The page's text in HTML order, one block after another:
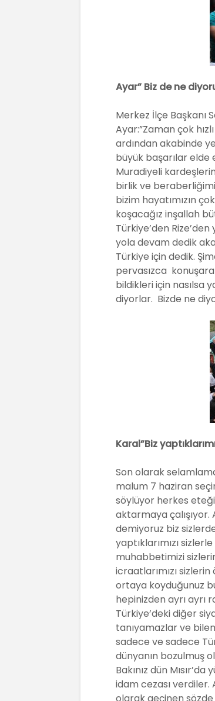
Ayar” Biz de ne
Merkez İlçe Başkanı
Ayar:”Zaman çok
ardından akabinde
büyük başarılar elde
Muradiyeli
birlik ve
bizim hayatımızın
koşacağız inşallah
Türkiye’den
yola devam dedik
Türkiye için dedik.
pervasızca
bildikleri için nasılsa
diyorlar. Bizde ne
Karal”Biz
Son olarak
malum 7 haziran
söylüyor herkes
aktarmaya çalışıyor.
demiyoruz biz
yaptıklarımızı
muhabbetimizi
icraatlarımızı
ortaya koyduğunuz
hepinizden ayrı ayrı
Türkiye’deki diğer
tanıyamazlar ve
sadece ve sadece
dünyanın bozulmuş
Bakınız dün
idam cezası